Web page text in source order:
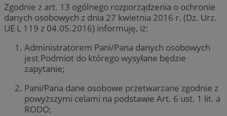
Zgodnie z art. 13 ogólnego rozporządzenia o ochronie
danych osobowych z dnia 27 kwietnia 2016 r. (Dz. Urz.
UE L 119 z 04.05.2016) informuję, iż:
Administratorem Pani/Pana danych osobowych
jest Podmiot do którego wysyłane będzie
zapytanie;
Pani/Pana dane osobowe przetwarzane zgodnie z
powyższymi celami na podstawie Art. 6 ust. 1 lit. a
RODO;